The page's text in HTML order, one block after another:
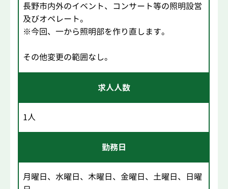
長野市内外のイベント、コンサート等の照明設営
及びオペレート。
※今回、一から照明部を作り直します。
その他変更の範囲なし。
求人人数
1人
勤務日
月曜日、水曜日、木曜日、金曜日、土曜日、日曜